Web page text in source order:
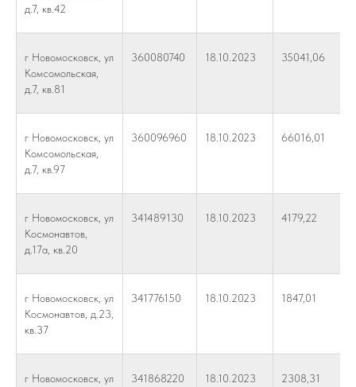
д.7, кв.42
г Новомосковск, ул
Комсомольская,
д.7, кв.81
360080740 18.10.2023 35041,06
г Новомосковск, ул
Комсомольская,
д.7, кв.97
360096960 18.10.2023 66016,01
г Новомосковск, ул
Космонавтов,
д.17а, кв.20
341489130 18.10.2023 4179,22
г Новомосковск, ул
Космонавтов, д.23,
кв.37
341776150 18.10.2023 1847,01
г Новомосковск, ул
341868220 18.10.2023 2308,31